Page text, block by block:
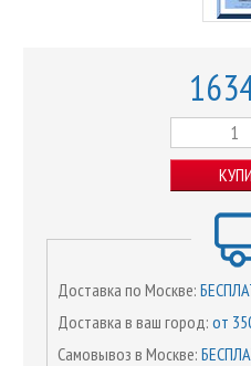
Доставка по Москве:
Доставка в ваш город: от
Самовывоз в Москве: